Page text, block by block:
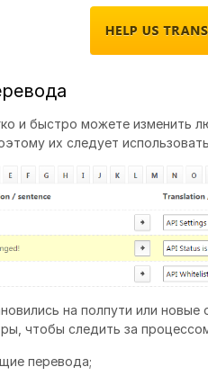
и быстро можете изменить
их следует
на полпути или
чтобы следить за
перевода;